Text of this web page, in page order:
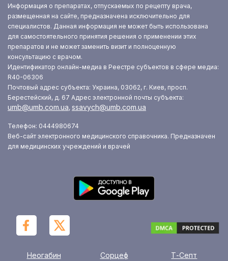
Информация о препаратах, отпускаемых по рецепту врача,
размещенная на сайте, предназначена исключительно для
специалистов. Данная информация не может быть использована
для самостоятельного принятия решения о применении этих
препаратов и не может заменить визит и полноценную
консультацию с врачом.
Идентификатор онлайн-медиа в Реестре субъектов в сфере медиа:
R40-06306
Почтовый адрес субъекта: Украина, 03062, г. Киев, просп.
Берестейский, д. 67 Адрес электронной почты субъекта:
umb@umb.com.ua, ssavych@umb.com.ua
Телефон: 0444980674
Веб-сайт электронного медицинского справочника. Предназначен
для медицинских учреждений и врачей
Неогабин Сорцеф
Т-Септ